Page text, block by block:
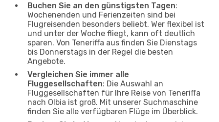
Buchen Sie an den günstigsten Tagen:
Wochenenden und Ferienzeiten sind bei
Flugreisenden besonders beliebt. Wer flexibel ist
und unter der Woche fliegt, kann oft deutlich
sparen. Von Teneriffa aus finden Sie Dienstags
bis Donnerstags in der Regel die besten
Angebote.
Vergleichen Sie immer alle
Fluggesellschaften: Die Auswahl an
Fluggesellschaften für Ihre Reise von Teneriffa
nach Olbia ist groß. Mit unserer Suchmaschine
finden Sie alle verfügbaren Flüge im Überblick.